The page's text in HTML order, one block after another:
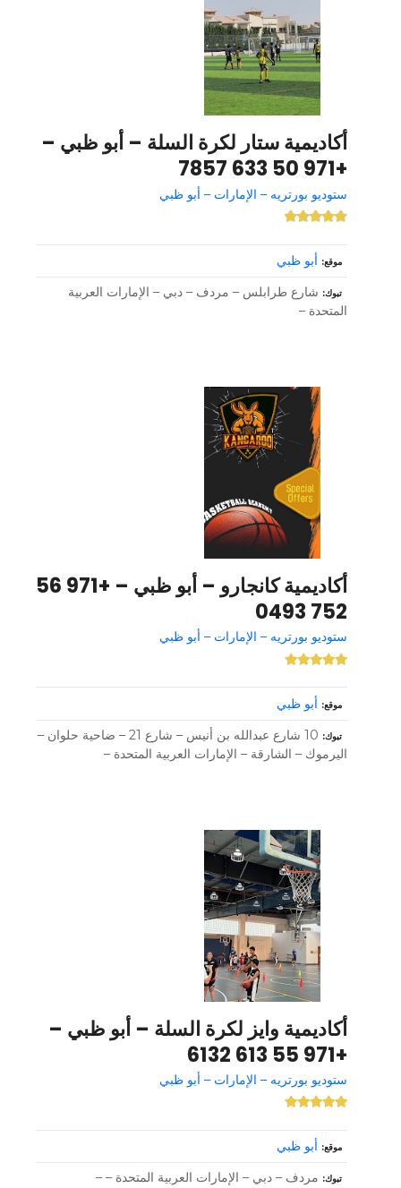
أكاديمية ستار لكرة السلة – أبو ظبي –
+971 50 633 7857
ستوديو بورتريه – الإمارات – أبو ظبي
موقع أبو ظبي
تبوك
شارع طرابلس – مردف – دبي – الإمارات العربية
المتحدة –
أكاديمية كانجارو – أبو ظبي – +971 56
752 0493
ستوديو بورتريه – الإمارات – أبو ظبي
موقع أبو ظبي
تبوك
10 شارع عبدالله بن أنيس – شارع 21 – ضاحية حلوان –
اليرموك – الشارقة – الإمارات العربية المتحدة –
أكاديمية وايز لكرة السلة – أبو ظبي –
+971 55 613 6132
ستوديو بورتريه – الإمارات – أبو ظبي
موقع أبو ظبي
تبوك مردف – دبي – الإمارات العربية المتحدة – –